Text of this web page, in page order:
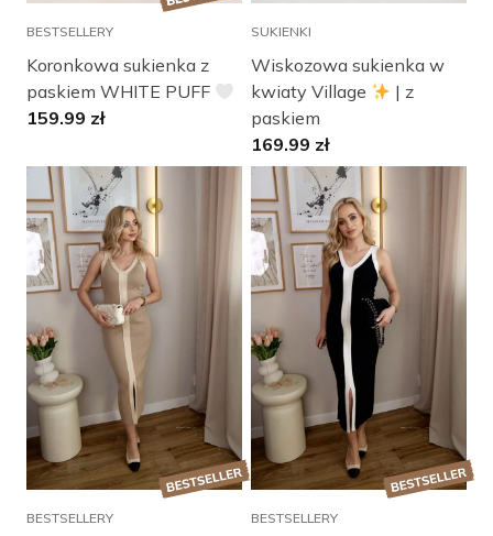
BESTSELLERY
Koronkowa sukienka z
paskiem WHITE PUFF
159.99 zł
SUKIENKI
Wiskozowa sukienka w
kwiaty Village
| z
paskiem
169.99 zł
BESTSELLERY BESTSELLERY